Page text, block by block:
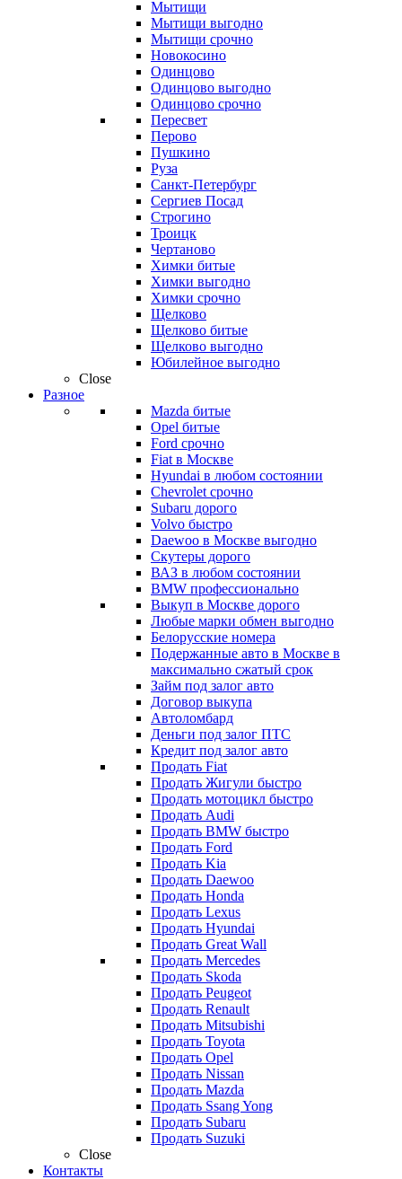
Мытищи
Мытищи выгодно
Мытищи срочно
Новокосино
Одинцово
Одинцово выгодно
Одинцово срочно
Пересвет
Перово
Пушкино
Руза
Санкт-Петербург
Сергиев Посад
Строгино
Троицк
Чертаново
Химки битые
Химки выгодно
Химки срочно
Щелково
Щелково битые
Щелково выгодно
Юбилейное выгодно
Close
Разное
Mazda битые
Opel битые
Ford срочно
Fiat в Москве
Hyundai в любом состоянии
Chevrolet срочно
Subaru дорого
Volvo быстро
Daewoo в Москве выгодно
Скутеры дорого
ВАЗ в любом состоянии
BMW профессионально
Выкуп в Москве дорого
Любые марки обмен выгодно
Белорусские номера
Подержанные авто в Москве в
максимально сжатый срок
Займ под залог авто
Договор выкупа
Автоломбард
Деньги под залог ПТС
Кредит под залог авто
Продать Fiat
Продать Жигули быстро
Продать мотоцикл быстро
Продать Audi
Продать BMW быстро
Продать Ford
Продать Kia
Продать Daewoo
Продать Honda
Продать Lexus
Продать Hyundai
Продать Great Wall
Продать Mercedes
Продать Skoda
Продать Peugeot
Продать Renault
Продать Mitsubishi
Продать Toyota
Продать Opel
Продать Nissan
Продать Mazda
Продать Ssang Yong
Продать Subaru
Продать Suzuki
Close
Контакты